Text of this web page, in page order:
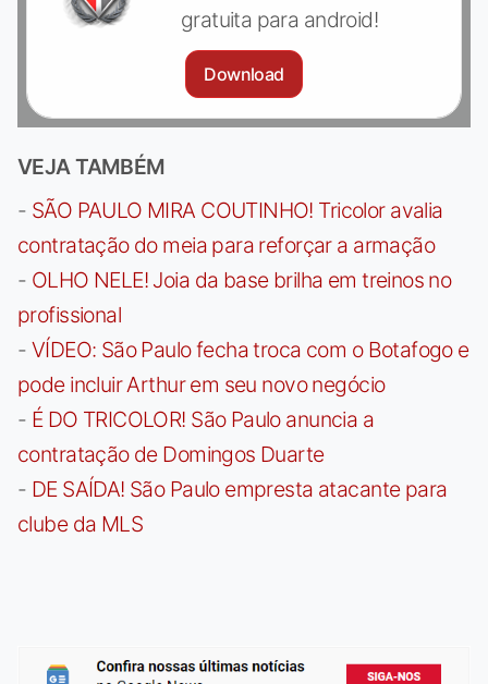
gratuita para android!
Download
VEJA TAMBÉM
- SÃO PAULO MIRA COUTINHO! Tricolor avalia
contratação do meia para reforçar a armação
- OLHO NELE! Joia da base brilha em treinos no
profissional
- VÍDEO: São Paulo fecha troca com o Botafogo e
pode incluir Arthur em seu novo negócio
- É DO TRICOLOR! São Paulo anuncia a
contratação de Domingos Duarte
- DE SAÍDA! São Paulo empresta atacante para
clube da MLS